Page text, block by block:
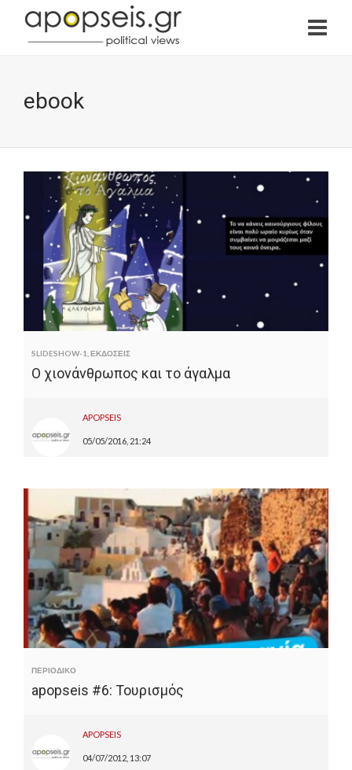
ebook
SLIDESHOW-1 ΕΚΔΟΣΕΙΣ
Ο χιονάνθρωπος και το άγαλμα
APOPSEIS
05/05/2016, 21:24
ΠΕΡΙΟΔΙΚΟ
apopseis #6: Τουρισμός
APOPSEIS
04/07/2012, 13:07